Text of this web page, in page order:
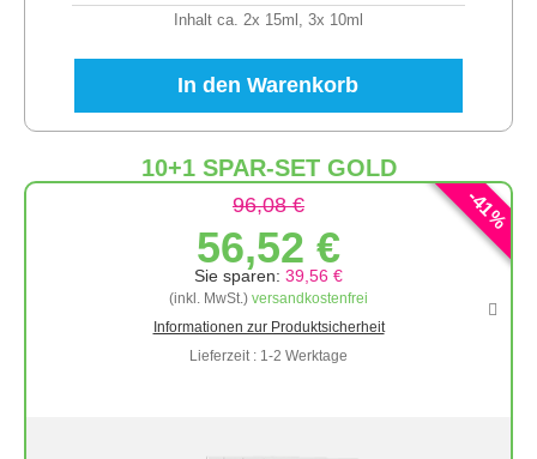
Inhalt ca. 2x 15ml, 3x 10ml
In den Warenkorb
10+1 SPAR-SET GOLD
-
41
%
96,08 €
56,52 €
Sie sparen: 39,56 €
(inkl. MwSt.) versandkostenfrei
Informationen zur Produktsicherheit
Lieferzeit : 1-2 Werktage